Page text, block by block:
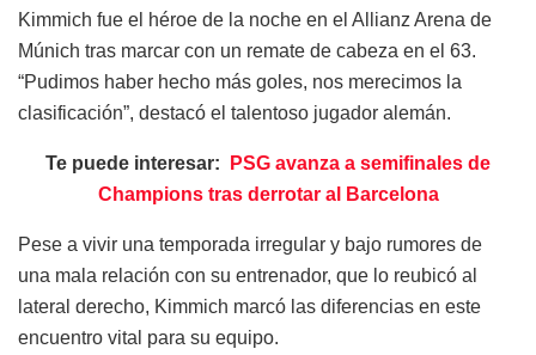
Kimmich fue el héroe de la noche en el Allianz Arena de
Múnich tras marcar con un remate de cabeza en el 63.
“Pudimos haber hecho más goles, nos merecimos la
clasificación”, destacó el talentoso jugador alemán.
Te puede interesar:
PSG avanza a semifinales de
Champions tras derrotar al Barcelona
Pese a vivir una temporada irregular y bajo rumores de
una mala relación con su entrenador, que lo reubicó al
lateral derecho, Kimmich marcó las diferencias en este
encuentro vital para su equipo.